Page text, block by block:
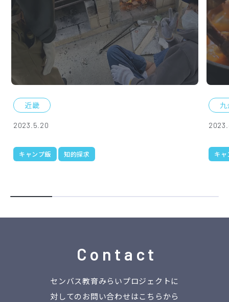
近畿
2023.5.20
キャンプ飯 知的探求 キャ
Contact
センバス教育みらいプロジェクトに
対してのお問い合わせはこちらから